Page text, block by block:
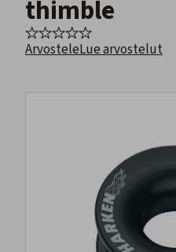
thimble
ArvosteleLue arvostelut